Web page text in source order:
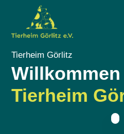
Tierheim Görlitz
Tierheim